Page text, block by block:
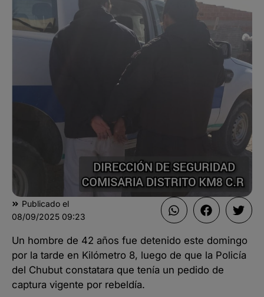
Publicado el
08/09/2025 09:23
Un hombre de 42 años fue detenido este domingo
por la tarde en Kilómetro 8, luego de que la Policía
del Chubut constatara que tenía un pedido de
captura vigente por rebeldía.